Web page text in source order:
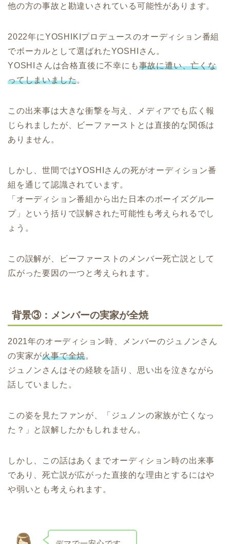
他の方の事故と勘違いされている可能性があります。
2022年にYOSHIKIプロデュースのオーディション番組
でボーカルとして選ばれたYOSHIさん。
YOSHIさんは合格直後に不幸にも事故に遭い、亡くな
ってしまいました。
この出来事は大きな衝撃を与え、メディアでも広く報
じられましたが、ビーファーストとは直接的な関係は
ありません。
しかし、世間ではYOSHIさんの死がオーディション番
組を通じて認識されています。
「オーディション番組から出た日本のボーイズグルー
プ」という括りで誤解された可能性も考えられるでし
ょう。
この誤解が、ビーファーストのメンバー死亡説として
広がった要因の一つと考えられます。
背景③：メンバーの実家が全焼
2021年のオーディション時、メンバーのジュノンさん
の実家が火事で全焼。
ジュノンさんはその経験を語り、思い出を泣きながら
話していました。
この姿を見たファンが、「ジュノンの家族が亡くなっ
た？」と誤解したかもしれません。
しかし、この話はあくまでオーディション時の出来事
であり、死亡説が広がった直接的な理由とするにはや
や弱いとも考えられます。